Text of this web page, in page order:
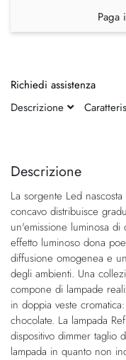
fine
galleria
di
immagini
della
di
immagini
Descrizione
La sorgente Led
concavo distribuisce
un'emissione luminosa
effetto luminoso dona
diffusione omogenea e
degli ambienti. Una
compone di lampade
in doppia veste
chocolate. La lampada
dispositivo dimmer taglio
lampada in quanto non
Paga
Richiedi assistenza
Descrizione